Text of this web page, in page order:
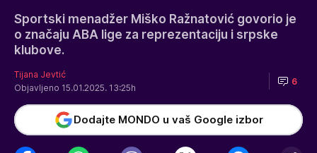
Sportski menadžer Miško Ražnatović govorio je
o značaju ABA lige za reprezentaciju i srpske
klubove.
Tijana Jevtić
Objavljeno 15.01.2025. 13:25h
6
Dodajte MONDO u vaš Google izbor